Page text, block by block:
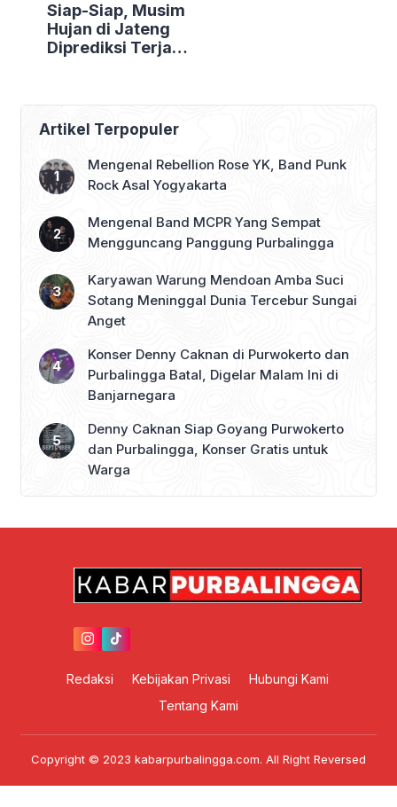
Siap-Siap, Musim
Hujan di Jateng
Diprediksi Terjadi
Artikel Terpopuler
Mengenal Rebellion Rose YK, Band Punk
Rock Asal Yogyakarta
Mengenal Band MCPR Yang Sempat
Mengguncang Panggung Purbalingga
Karyawan Warung Mendoan Amba Suci
Sotang Meninggal Dunia Tercebur Sungai
Anget
Konser Denny Caknan di Purwokerto dan
Purbalingga Batal, Digelar Malam Ini di
Banjarnegara
Denny Caknan Siap Goyang Purwokerto
dan Purbalingga, Konser Gratis untuk
Warga
Redaksi Kebijakan Privasi
Hubungi Kami
Tentang Kami
Copyright © 2023 kabarpurbalingga.com. All Right Reversed